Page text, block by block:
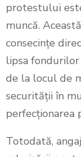
protestului
muncă.
consecințe
lipsa
de la locul de
securității în
perfecționarea
Totodată,